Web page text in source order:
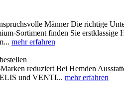
Männer Die richtige
Sortiment finden Sie erstklassige
mehr erfahren
reduziert Bei Hemden
und VENTI... mehr erfahren